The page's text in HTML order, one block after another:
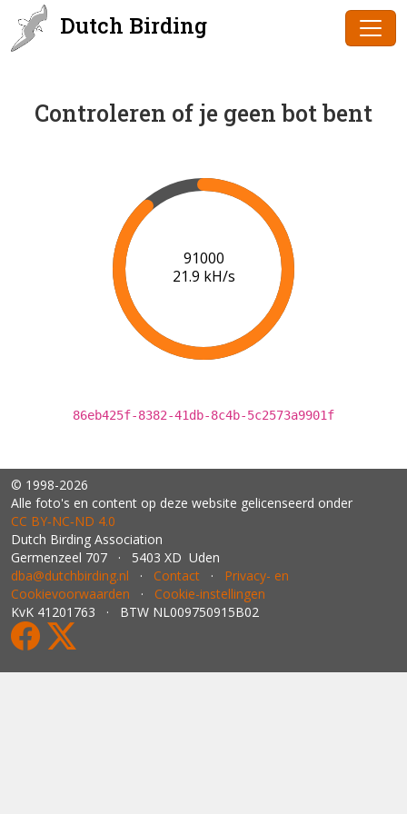
Dutch Birding
Controleren of je geen bot bent
91000
21.9 kH/s
86eb425f-8382-41db-8c4b-5c2573a9901f
© 1998-2026
Alle foto's en content op deze website gelicenseerd onder
CC BY‑NC‑ND 4.0
Dutch Birding Association
Germenzeel 707 · 5403 XD Uden
dba@dutchbirding.nl · Contact · Privacy- en
Cookievoorwaarden · Cookie-instellingen
KvK 41201763 · BTW NL009750915B02